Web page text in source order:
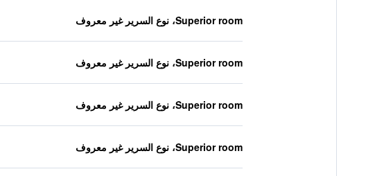
Superior room، نوع السرير غير معروف
Superior room، نوع السرير غير معروف
Superior room، نوع السرير غير معروف
Superior room، نوع السرير غير معروف